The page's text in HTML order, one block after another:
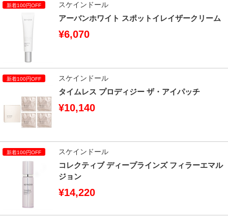
スケインドール
アーバンホワイト スポットイレイザークリーム
¥6,070
スケインドール
タイムレス プロディジー ザ・アイパッチ
¥10,140
スケインドール
コレクティブ ディープラインズ フィラーエマル
ジョン
¥14,220